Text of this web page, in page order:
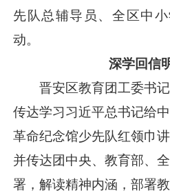
先队总辅导员、全区中
动。
深学回信
晋安区教育团工委书
传达学习习近平总书记给
革命纪念馆少先队红领巾
并传达团中央、教育部、
署，解读精神内涵，部署